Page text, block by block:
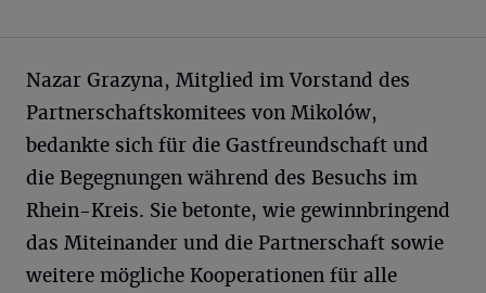
Nazar Grazyna, Mitglied im Vorstand des
Partnerschaftskomitees von Mikolów,
bedankte sich für die Gastfreundschaft und
die Begegnungen während des Besuchs im
Rhein-Kreis. Sie betonte, wie gewinnbringend
das Miteinander und die Partnerschaft sowie
weitere mögliche Kooperationen für alle